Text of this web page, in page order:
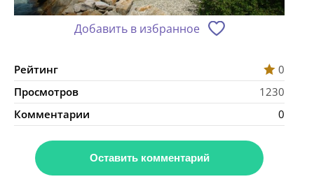
Добавить в избранное
Рейтинг
0
Просмотров
1230
Комментарии
0
Оставить комментарий